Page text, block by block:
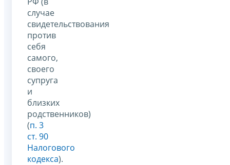
случае
свидетельствования
против
себя
самого,
своего
супруга
и
близких
родственников)
(п. 3
ст. 90
Налогового
кодекса).